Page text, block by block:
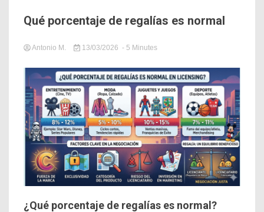
Qué porcentaje de regalías es normal
Antonio M.
13/03/2026
Economía
Del
Licensing
- 5 Minutes
¿Qué porcentaje de regalías es normal?